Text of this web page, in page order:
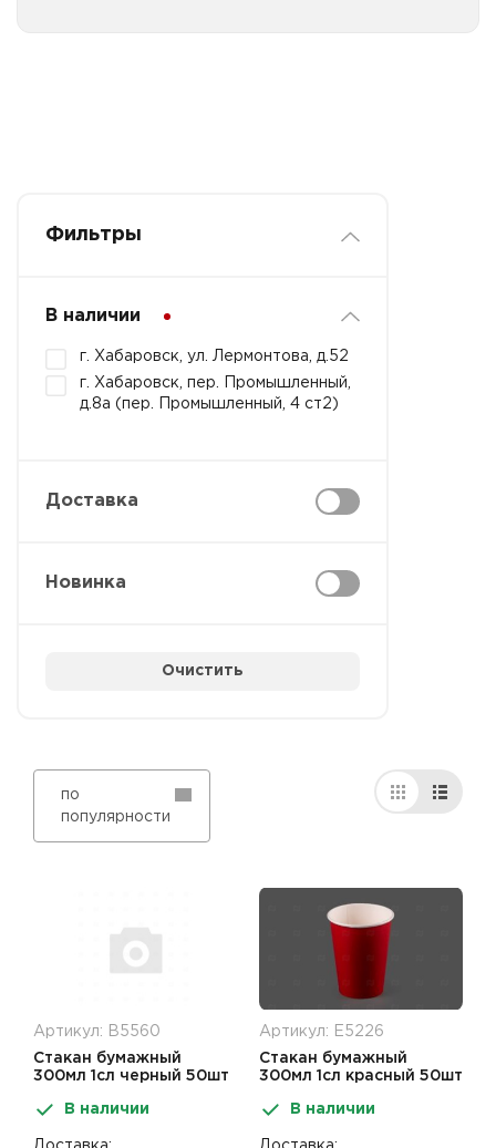
Фильтры
В наличии
г. Хабаровск, ул. Лермонтова, д.52
г. Хабаровск, пер. Промышленный,
д.8а (пер. Промышленный, 4 ст2)
Доставка
Новинка
Очистить
по
популярности
Артикул: В5560
Стакан бумажный
300мл 1сл черный 50шт
В наличии
Артикул: Е5226
Стакан бумажный
300мл 1сл красный 50шт
В наличии